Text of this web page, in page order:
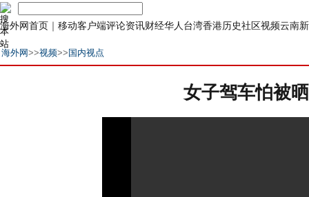
海外网首页 ｜ 移动客户端评论资讯财经华人 台湾香港历史社区视频云南
海外网>>视频>> 国内视点
女子驾车怕被